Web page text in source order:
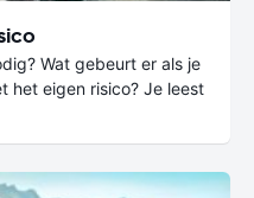
Wat gebeurt er als je
het eigen risico? Je leest